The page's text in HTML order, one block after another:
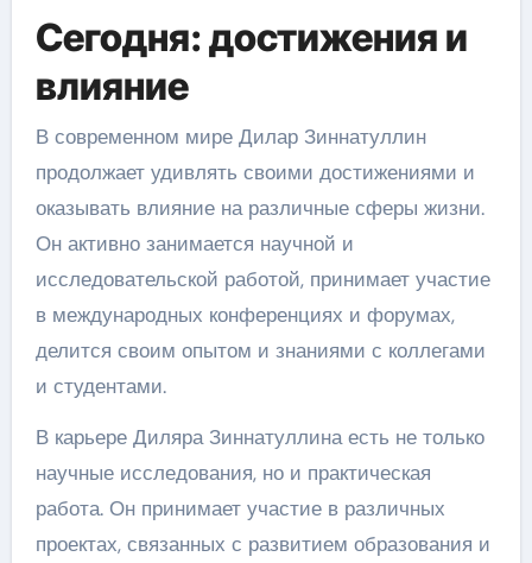
Сегодня: достижения и
влияние
В современном мире Дилар Зиннатуллин
продолжает удивлять своими достижениями и
оказывать влияние на различные сферы жизни.
Он активно занимается научной и
исследовательской работой, принимает участие
в международных конференциях и форумах,
делится своим опытом и знаниями с коллегами
и студентами.
В карьере Диляра Зиннатуллина есть не только
научные исследования, но и практическая
работа. Он принимает участие в различных
проектах, связанных с развитием образования и